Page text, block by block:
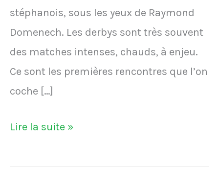
stéphanois, sous les yeux de Raymond
Domenech. Les derbys sont très souvent
des matches intenses, chauds, à enjeu.
Ce sont les premières rencontres que l’on
coche […]
VIDÉO
Un
Lire la suite »